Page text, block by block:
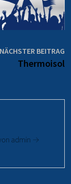
NÄCHSTER BEITRAG
Thermoisol
admin →